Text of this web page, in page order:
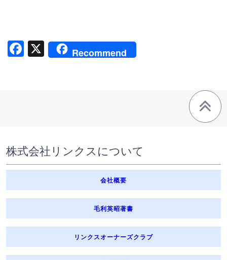
Facebook
X Recommend
株式会社リンクスについて
会社概要
毛利英昭著書
リンクスオーナーズクラブ